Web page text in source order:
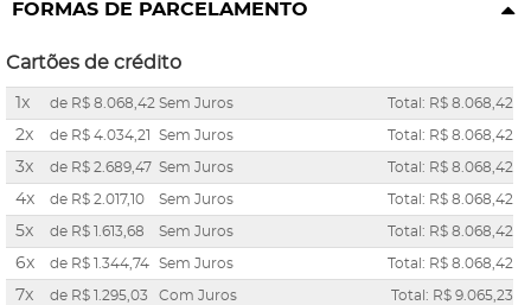
FORMAS DE PARCELAMENTO
Cartões de crédito
1x de R$ 8.068,42 Sem Juros Total: R$ 8.068,42
2x de R$ 4.034,21 Sem Juros Total: R$ 8.068,42
3x de R$ 2.689,47 Sem Juros Total: R$ 8.068,42
4x de R$ 2.017,10 Sem Juros Total: R$ 8.068,42
5x de R$ 1.613,68 Sem Juros Total: R$ 8.068,42
6x de R$ 1.344,74 Sem Juros Total: R$ 8.068,42
7x de R$ 1.295,03 Com Juros Total: R$ 9.065,23